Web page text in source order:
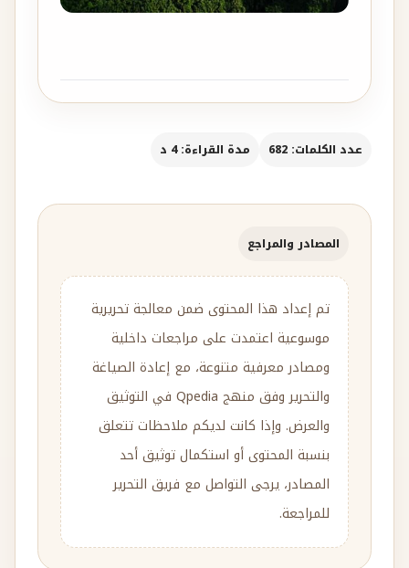
عدد الكلمات: 682 مدة القراءة: 4 د
المصادر والمراجع
تم إعداد هذا المحتوى ضمن معالجة تحريرية
موسوعية اعتمدت على مراجعات داخلية
ومصادر معرفية متنوعة، مع إعادة الصياغة
والتحرير وفق منهج Qpedia في التوثيق
والعرض. وإذا كانت لديكم ملاحظات تتعلق
بنسبة المحتوى أو استكمال توثيق أحد
المصادر، يرجى التواصل مع فريق التحرير
للمراجعة.